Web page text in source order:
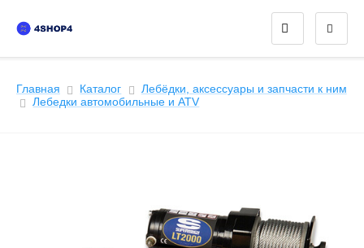
Главная Каталог
Лебёдки, аксессуары и запчасти к ним
Лeбедки автомобильные и ATV